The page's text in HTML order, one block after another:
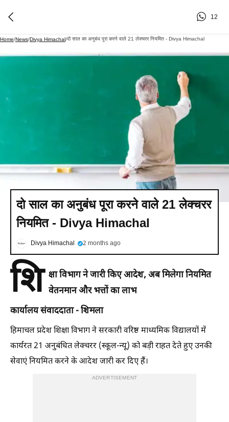
12
Home/News/Divya Himachal/दो साल का अनुबंध पूरा करने वाले 21 लेक्चरर नियमित - Divya Himachal
दो साल का अनुबंध पूरा करने वाले 21 लेक्चरर
नियमित - Divya Himachal
Divya Himachal 2 months ago
शि क्षा विभाग ने जारी किए आदेश, अब मिलेगा नियमित
वेतनमान और भत्तों का लाभ
कार्यालय संवाददाता - शिमला
हिमाचल प्रदेश शिक्षा विभाग ने सरकारी वरिष्ठ माध्यमिक विद्यालयों में
कार्यरत 21 अनुबंधित लेक्चरर (स्कूल-न्यू) को बड़ी राहत देते हुए उनकी
सेवाएं नियमित करने के आदेश जारी कर दिए हैं।
ADVERTISEMENT